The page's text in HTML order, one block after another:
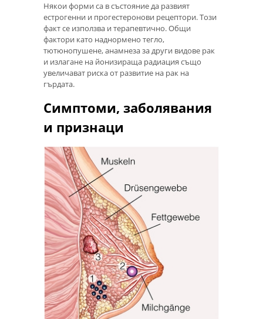
Някои форми са в състояние да развият
естрогенни и прогестеронови рецептори. Този
факт се използва и терапевтично. Общи
фактори като наднормено тегло,
тютюнопушене, анамнеза за други видове рак
и излагане на йонизираща радиация също
увеличават риска от развитие на рак на
гърдата.
Симптоми, заболявания
и признаци